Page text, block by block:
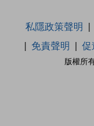
版權所
私隱政策聲明
免責聲明
促